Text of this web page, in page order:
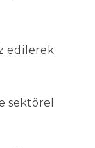
edilerek
sektörel